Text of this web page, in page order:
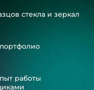
стекла и зеркал
работы